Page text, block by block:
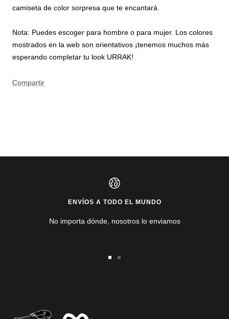
camiseta de color sorpresa que te encantará.
Nota: Puedes escoger para hombre o para mujer. Los colores
mostrados en la web son orientativos ¡tenemos muchos más
esperando completar tu look URRAK!
Compartir
ENVÍOS A TODO EL MUNDO
No importa dónde, nosotros lo enviamos